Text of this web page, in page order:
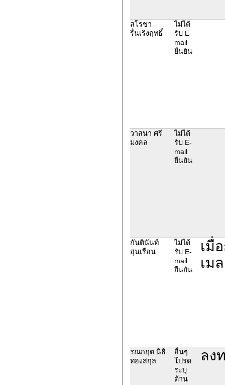
สโรชา
รื่นเริงฤทธิ์
ไม่ได้
รับ E-
mail
ยืนยัน
วาสนา ศรี
มงคล
ไม่ได้
รับ E-
mail
ยืนยัน
กันตินันท์
อุ่นเรือน
ไม่ได้
รับ E-
mail
ยืนยัน
เมื่
เม
รณกฤต นิธิ
ทองสกุล
อื่นๆ
โปรด
ระบุ
ด้าน
ลง